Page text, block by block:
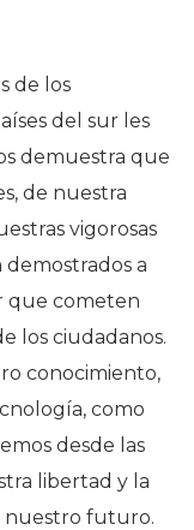
de los
del sur les
demuestra que
de nuestra
vigorosas
demostrados a
que cometen
los ciudadanos.
conocimiento,
como
desde las
libertad y la
nuestro futuro.